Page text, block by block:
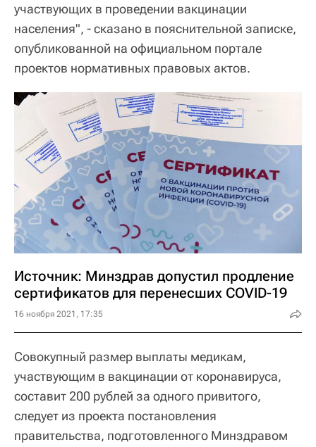
участвующих в проведении вакцинации
населения", - сказано в пояснительной записке,
опубликованной на официальном портале
проектов нормативных правовых актов.
Источник: Минздрав допустил продление
сертификатов для перенесших COVID-19
16 ноября 2021, 17:35
Совокупный размер выплаты медикам,
участвующим в вакцинации от коронавируса,
составит 200 рублей за одного привитого,
следует из проекта постановления
правительства, подготовленного Минздравом